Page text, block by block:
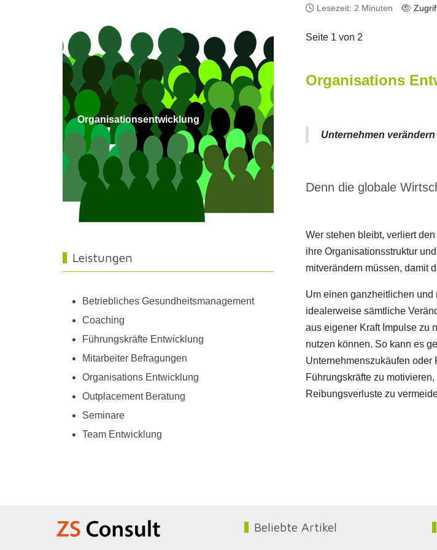
Organisationsentwicklung
Leistungen
Betriebliches Gesundheitsmanagement
Coaching
Führungskräfte Entwicklung
Mitarbeiter Befragungen
Organisations Entwicklung
Outplacement Beratung
Seminare
Team Entwicklung
Lesezeit: 2 Minuten
Seite 1 von 2
Organisations
Unternehmen
Denn die globale
Wer stehen bleibt, verliert
ihre Organisationsstruktur
mitverändern müssen, damit
Um einen ganzheitlichen
idealerweise sämtliche
aus eigener Kraft Impulse zu
nutzen können. So kann es
Unternehmenszukäufen oder
Führungskräfte zu
Reibungsverluste zu
Beliebte Artikel